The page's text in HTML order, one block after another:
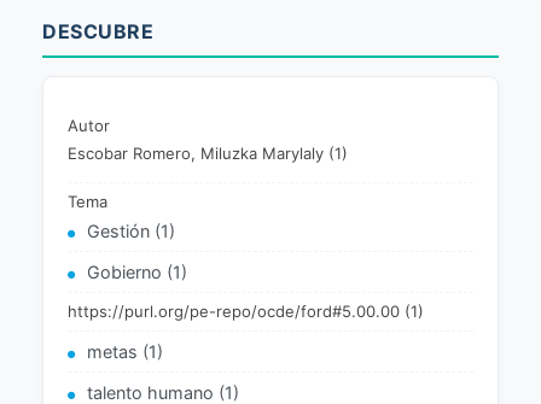
DESCUBRE
Autor
Escobar Romero, Miluzka Marylaly (1)
Tema
Gestión (1)
Gobierno (1)
https://purl.org/pe-repo/ocde/ford#5.00.00 (1)
metas (1)
talento humano (1)